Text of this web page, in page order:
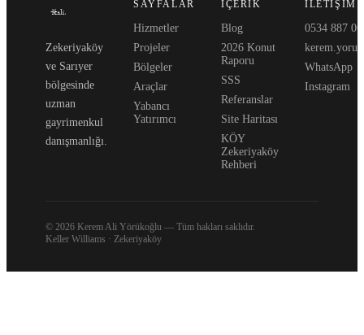
Zekeriyaköy
ve Sarıyer
bölgesinde
uzman
gayrimenkul
danışmanlığı.
SAYFALAR
Hizmetler
Projeler
Bölgeler
Araçlar
Yabancı
Yatırımcı
İÇERIK
Blog
2026 Konut
Raporu
SSS
Referanslar
Site Haritası
KÖY
Zekeriyaköy
Rehberi
İLETIŞIM
0534 887
WhatsApp
Instagram
© 2026 Kerem Ali Yörükoğlu — Tüm hakları saklıdır.
Keller Williams · Zekeriyaköy